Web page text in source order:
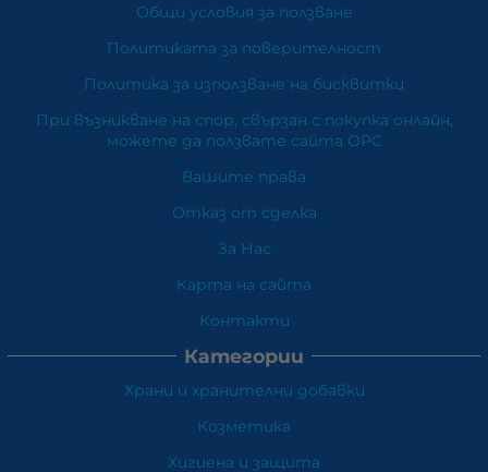
Общи условия за ползване
Политиката за поверителност
Политика за използване на бисквитки
При възникване на спор, свързан с покупка онлайн,
можете да ползвате сайта ОРС
Вашите права
Отказ от сделка
За Нас
Карта на сайта
Контакти
Категории
Храни и хранителни добавки
Козметика
Хигиена и защита